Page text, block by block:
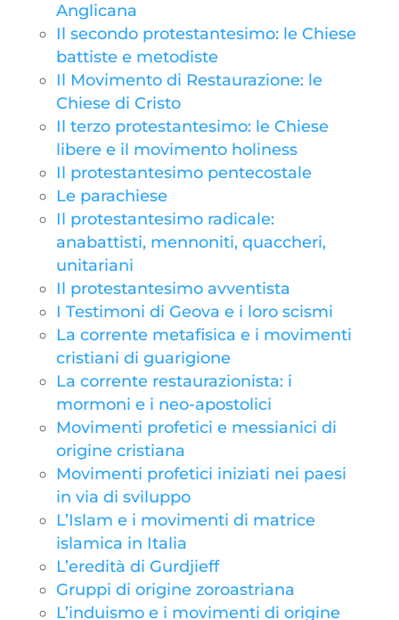
Anglicana
Il secondo protestantesimo: le Chiese
battiste e metodiste
Il Movimento di Restaurazione: le
Chiese di Cristo
Il terzo protestantesimo: le Chiese
libere e il movimento holiness
Il protestantesimo pentecostale
Le parachiese
Il protestantesimo radicale:
anabattisti, mennoniti, quaccheri,
unitariani
Il protestantesimo avventista
I Testimoni di Geova e i loro scismi
La corrente metafisica e i movimenti
cristiani di guarigione
La corrente restaurazionista: i
mormoni e i neo-apostolici
Movimenti profetici e messianici di
origine cristiana
Movimenti profetici iniziati nei paesi
in via di sviluppo
L’Islam e i movimenti di matrice
islamica in Italia
L’eredità di Gurdjieff
Gruppi di origine zoroastriana
L’induismo e i movimenti di origine